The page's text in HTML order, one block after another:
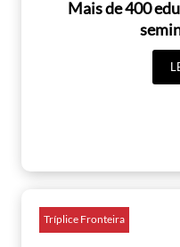
Mais de 400
Tríplice Fronteira